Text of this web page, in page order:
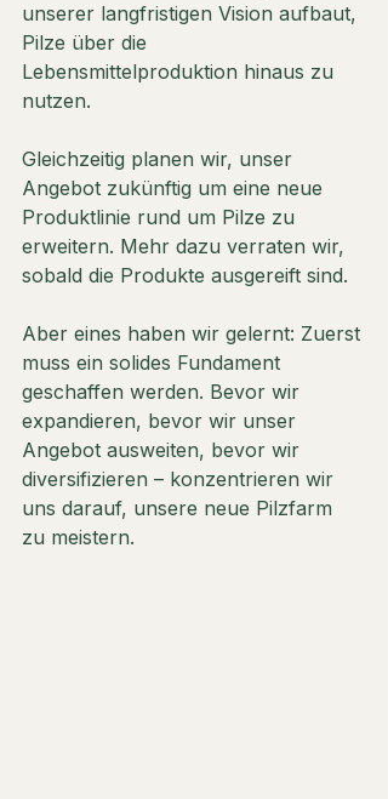
unserer langfristigen Vision aufbaut,
Pilze über die
Lebensmittelproduktion hinaus zu
nutzen.
Gleichzeitig planen wir, unser
Angebot zukünftig um eine neue
Produktlinie rund um Pilze zu
erweitern. Mehr dazu verraten wir,
sobald die Produkte ausgereift sind.
Aber eines haben wir gelernt: Zuerst
muss ein solides Fundament
geschaffen werden. Bevor wir
expandieren, bevor wir unser
Angebot ausweiten, bevor wir
diversifizieren – konzentrieren wir
uns darauf, unsere neue Pilzfarm
zu meistern.